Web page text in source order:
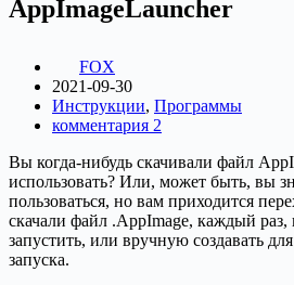
AppImageLauncher
FOX
2021-09-30
Инструкции, Программы
комментария 2
Вы когда-нибудь скачивали файл
использовать? Или, может быть, вы
пользоваться, но вам приходится
скачали файл .AppImage, каждый раз,
запустить, или вручную создавать
запуска.